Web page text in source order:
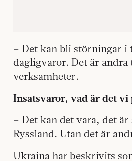
– Det kan bli störningar i
dagligvaror. Det är
verksamheter.
Insatsvaror, vad är det vi
– Det kan det vara, det
Ryssland. Utan det är
Ukraina har beskrivits